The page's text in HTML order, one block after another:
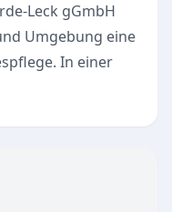
Leck gGmbH
Umgebung eine
In einer
die Tagesgäste